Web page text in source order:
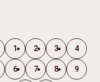
1 2 3 4
6 7 8 9